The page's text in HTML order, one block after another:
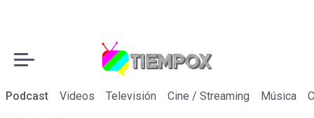
Podcast Videos Televisión Cine / Streaming Música